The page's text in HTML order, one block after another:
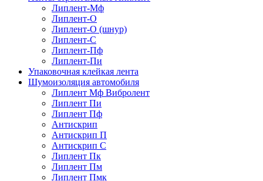
Липлент-Мф
Липлент-О
Липлент-О (шнур)
Липлент-С
Липлент-Пф
Липлент-Пи
Упаковочная клейкая лента
Шумоизоляция автомобиля
Липлент Мф Вибролент
Липлент Пи
Липлент Пф
Антискрип
Антискрип П
Антискрип С
Липлент Пк
Липлент Пм
Липлент Пмк